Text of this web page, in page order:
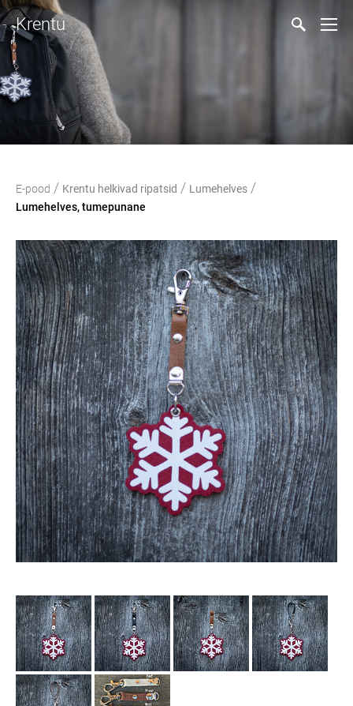
Krentu
E-pood / Krentu helkivad ripatsid / Lumehelves /
Lumehelves, tumepunane